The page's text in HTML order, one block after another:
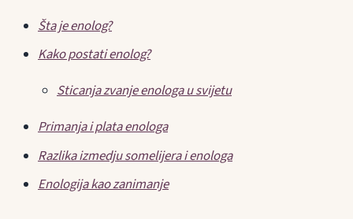
Šta je enolog?
Kako postati enolog?
Sticanja zvanje enologa u svijetu
Primanja i plata enologa
Razlika izmedju somelijera i enologa
Enologija kao zanimanje